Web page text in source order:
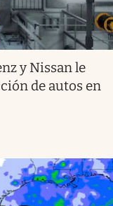
y Nissan le
de autos en